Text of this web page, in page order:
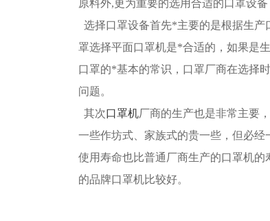
原料外,更为重要的选用合适的口罩设
选择口罩设备首先*主要的是根据生
罩选择平面口罩机是*合适的，如果是
口罩的*基本的常识，口罩厂商在选择
问题。
其次口罩机厂商的生产也是非常主要
一些作坊式、家族式的贵一些，但必
使用寿命也比普通厂商生产的口罩机
的品牌口罩机比较好。